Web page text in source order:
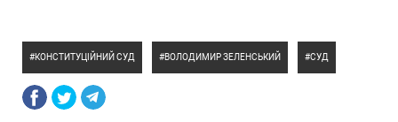
КОНСТИТУЦІЙНИЙ СУД ВОЛОДИМИР ЗЕЛЕНСЬКИЙ СУД